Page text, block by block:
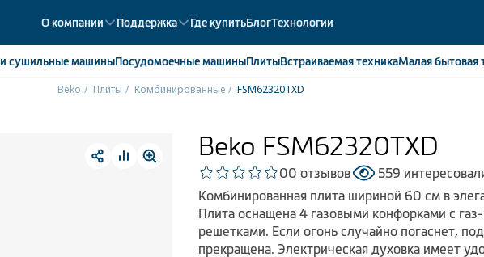
О компании Поддержка Где купитьБлогТехнологии
и сушильные машиныПосудомоечныемашиныПлитыВстраиваемаятехникаМалая бытовая
Beko Плиты Комбинированные FSM62320TXD
Beko FSM62320TXD
00 отзывов
559
Комбинированная плита шириной 60 см в
Плита оснащена 4 газовыми конфорками с
решетками. Если огонь случайно погаснет,
прекращена. Электрическая духовка имеет